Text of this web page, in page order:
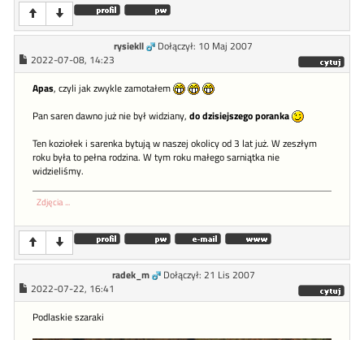
rysiekll
Dołączył: 10 Maj 2007
2022-07-08, 14:23
Apas, czyli jak zwykle zamotałem
Pan saren dawno już nie był widziany, do dzisiejszego poranka
Ten koziołek i sarenka bytują w naszej okolicy od 3 lat już. W zeszłym
roku była to pełna rodzina. W tym roku małego sarniątka nie
widzieliśmy.
Zdjęcia ...
radek_m
Dołączył: 21 Lis 2007
2022-07-22, 16:41
Podlaskie szaraki